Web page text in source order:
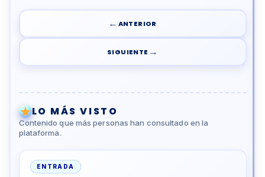
← ANTERIOR
SIGUIENTE →
LO MÁS VISTO
Contenido que más personas han consultado en la
plataforma.
ENTRADA